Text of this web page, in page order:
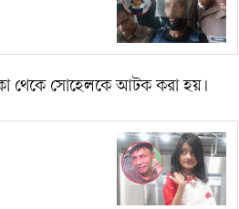
থেকে সোহেলকে আটক করা হয়।